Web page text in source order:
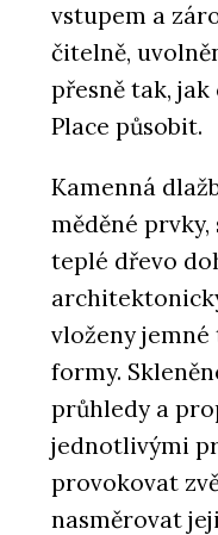
vstupem a
čitelně,
přesně tak,
Place působit.
Kamenná
měděné
teplé dřevo
vloženy
formy.
průhledy a
jednotlivými
provokovat
nasměrovat